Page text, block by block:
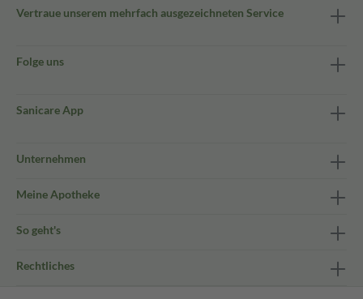
Vertraue unserem mehrfach ausgezeichneten Service
Folge uns
Sanicare App
Unternehmen
Meine Apotheke
So geht's
Rechtliches